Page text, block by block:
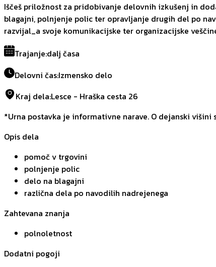
Iščeš priložnost za pridobivanje delovnih izkušenj in
blagajni, polnjenje polic ter opravljanje drugih del po
razvijal_a svoje komunikacijske ter organizacijske
Trajanje:dalj časa
Delovni čas:Izmensko delo
Kraj dela:Lesce - Hraška cesta 26
*Urna postavka je informativne narave. O dejanski
Opis dela
pomoč v trgovini
polnjenje polic
delo na blagajni
različna dela po navodilih nadrejenega
Zahtevana znanja
polnoletnost
Dodatni pogoji